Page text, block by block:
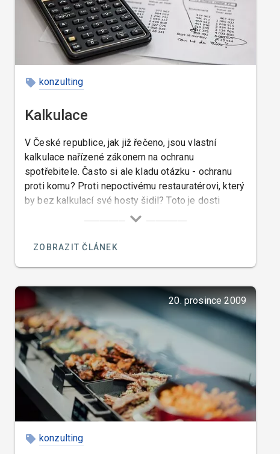
konzulting
Kalkulace
V České republice, jak již řečeno, jsou vlastní
kalkulace nařízené zákonem na ochranu
spotřebitele. Často si ale kladu otázku - ochranu
proti komu? Proti nepoctivému restauratérovi, který
by bez kalkulací své hosty šidil? Toto je dosti
naivní názor, protože restauratér, který chce
kalkulacemi než bez nich. V Americe (se kterou
vypracované kalkulace na všechna jídla a nápoje, a
to ne pro ochranu spotřebitele, ale pro ochranu
svojí. Americký restauratér se totiž snaží dát hostu
za jeho peníze co možná nejvíce, ale aby mu při
tom zbyl zasloužený zisk, tudíž musí vědět, co
dělá. Bez této filozofie by moc dlouho pohostinství
provozovat nemohl. V Americe to totiž není státní
obchodní inspekce, ale host, který dříve nebo
později odhalí restauratérovu nepoctivost nebo
chamtivost, a potrestá ho ne pokutou, ale tím, že do
jeho restaurace již nepřijde.
ZOBRAZIT ČLÁNEK
20. prosince 2009
konzulting